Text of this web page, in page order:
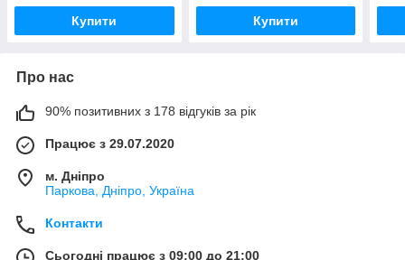
Купити Купити
Про нас
90% позитивних з 178 відгуків за рік
Працює з 29.07.2020
м. Дніпро
Паркова, Дніпро, Україна
Контакти
Сьогодні працює з 09:00 до 21:00